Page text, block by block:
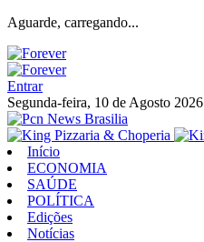
Aguarde, carregando...
Entrar
Segunda-feira, 10 de Agosto 2026
Início
ECONOMIA
SAÚDE
POLÍTICA
Edições
Notícias